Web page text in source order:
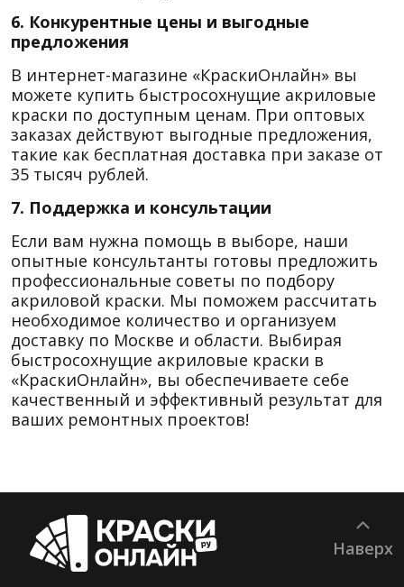
6. Конкурентные цены и выгодные
предложения
В интернет-магазине «КраскиОнлайн» вы
можете купить быстросохнущие акриловые
краски по доступным ценам. При оптовых
заказах действуют выгодные предложения,
такие как бесплатная доставка при заказе от
35 тысяч рублей.
7. Поддержка и консультации
Если вам нужна помощь в выборе, наши
опытные консультанты готовы предложить
профессиональные советы по подбору
акриловой краски. Мы поможем рассчитать
необходимое количество и организуем
доставку по Москве и области. Выбирая
быстросохнущие акриловые краски в
«КраскиОнлайн», вы обеспечиваете себе
качественный и эффективный результат для
ваших ремонтных проектов!
Наверх